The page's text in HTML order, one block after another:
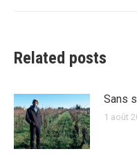
Related posts
Sans
1 août